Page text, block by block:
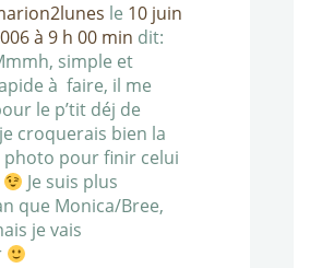
le 10 juin
à 9 h 00 min dit:
simple et
à faire, il me
le p’tit déj de
croquerais bien la
photo pour finir celui
Je suis plus
que Monica/Bree,
je vais